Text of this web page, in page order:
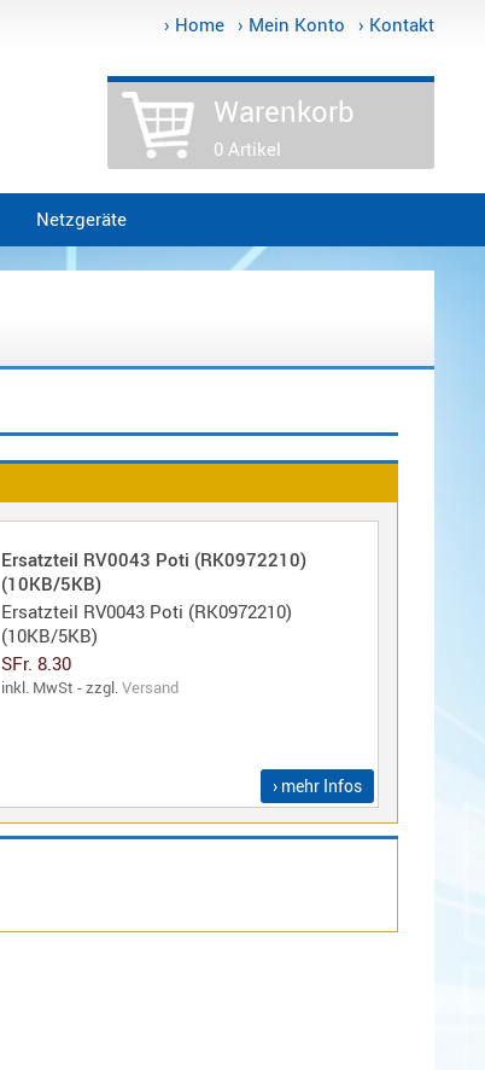
› Home › Mein Konto › Kontakt
Warenkorb
0 Artikel
Netzgeräte
Ersatzteil RV0043 Poti (RK0972210)
(10KB/5KB)
Ersatzteil RV0043 Poti (RK0972210)
(10KB/5KB)
SFr. 8.30
inkl. MwSt - zzgl.Versand
› mehr Infos